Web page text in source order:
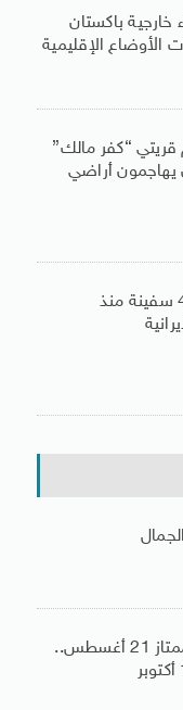
خارجية باكستان
الأوضاع الإقليمية
قريتي “كفر مالك”
يهاجمون أراضي
(سنتكوم): تحويل مسار 48 سفينة منذ
رسميًا.. انطلاق الدورى الممتاز 21 أغسطس..